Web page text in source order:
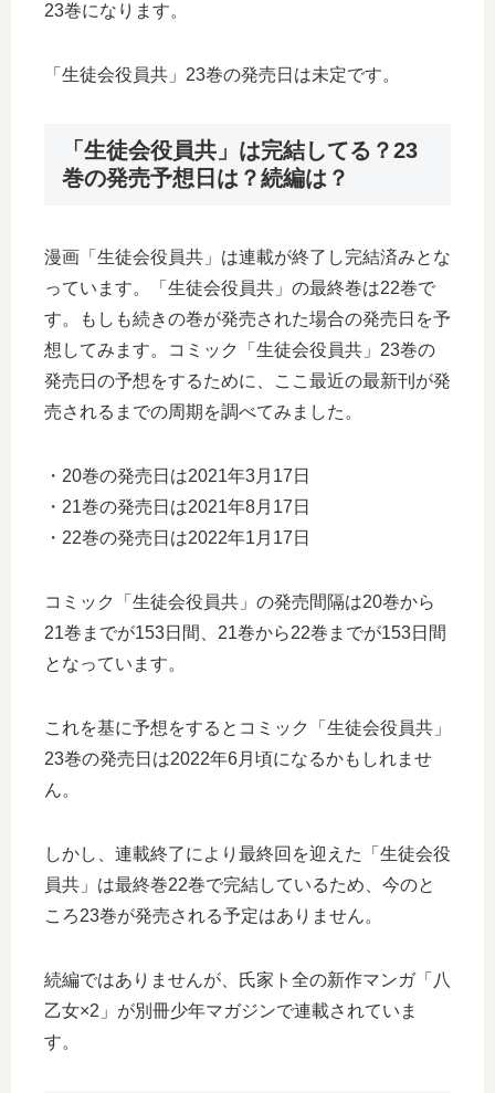
23巻になります。
「生徒会役員共」23巻の発売日は未定です。
「生徒会役員共」は完結してる？23
巻の発売予想日は？続編は？
漫画「生徒会役員共」は連載が終了し完結済みとな
っています。「生徒会役員共」の最終巻は22巻で
す。もしも続きの巻が発売された場合の発売日を予
想してみます。コミック「生徒会役員共」23巻の
発売日の予想をするために、ここ最近の最新刊が発
売されるまでの周期を調べてみました。
・20巻の発売日は2021年3月17日
・21巻の発売日は2021年8月17日
・22巻の発売日は2022年1月17日
コミック「生徒会役員共」の発売間隔は20巻から
21巻までが153日間、21巻から22巻までが153日間
となっています。
これを基に予想をするとコミック「生徒会役員共」
23巻の発売日は2022年6月頃になるかもしれませ
ん。
しかし、連載終了により最終回を迎えた「生徒会役
員共」は最終巻22巻で完結しているため、今のと
ころ23巻が発売される予定はありません。
続編ではありませんが、氏家ト全の新作マンガ「八
乙女×2」が別冊少年マガジンで連載されていま
す。